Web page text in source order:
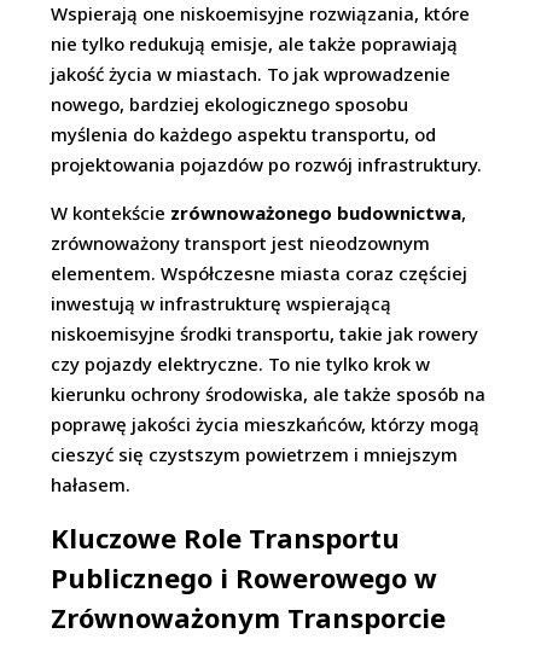
Wspierają one niskoemisyjne rozwiązania, które
nie tylko redukują emisje, ale także poprawiają
jakość życia w miastach. To jak wprowadzenie
nowego, bardziej ekologicznego sposobu
myślenia do każdego aspektu transportu, od
projektowania pojazdów po rozwój infrastruktury.
W kontekście zrównoważonego budownictwa,
zrównoważony transport jest nieodzownym
elementem. Współczesne miasta coraz częściej
inwestują w infrastrukturę wspierającą
niskoemisyjne środki transportu, takie jak rowery
czy pojazdy elektryczne. To nie tylko krok w
kierunku ochrony środowiska, ale także sposób na
poprawę jakości życia mieszkańców, którzy mogą
cieszyć się czystszym powietrzem i mniejszym
hałasem.
Kluczowe Role Transportu
Publicznego i Rowerowego w
Zrównoważonym Transporcie